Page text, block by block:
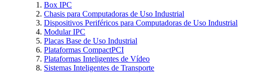
Box IPC
Chasis para Computadoras de Uso Industrial
Dispositivos Periféricos para Computadoras de Uso Industrial
Modular IPC
Placas Base de Uso Industrial
Plataformas CompactPCI
Plataformas Inteligentes de Vídeo
Sistemas Inteligentes de Transporte